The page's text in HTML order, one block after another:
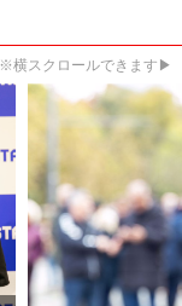
※横スクロールできます▶